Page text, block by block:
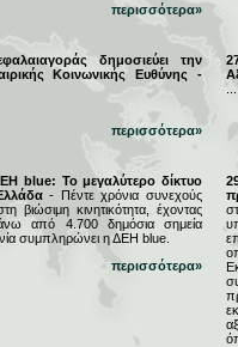
περισσότερα»
δημοσιεύει την
Κοινωνικής Ευθύνης -
περισσότερα»
blue: Το μεγαλύτερο δίκτυο
- Πέντε χρόνια συνεχούς
βιώσιμη κινητικότητα, έχοντας
από 4.700 δημόσια σημεία
συμπληρώνει η ΔΕΗ blue.
περισσότερα»